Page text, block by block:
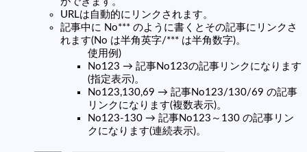
URLは自動的にリンクされます。
記事中に No*** のように書くとその記事にリンクさ
れます(No は半角英字/*** は半角数字)。
使用例)
No123 → 記事No123の記事リンクになります
(指定表示)。
No123,130,69 → 記事No123/130/69 の記事
リンクになります(複数表示)。
No123-130 → 記事No123～130 の記事リン
クになります(連続表示)。